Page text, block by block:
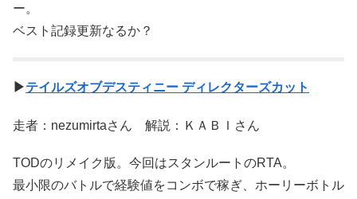
ー。
ベスト記録更新なるか？
▶テイルズオブデスティニー ディレクターズカット
走者：nezumirtaさん 解説：ＫＡＢＩさん
TODのリメイク版。今回はスタンルートのRTA。
最小限のバトルで経験値をコンボで稼ぎ、ホーリーボトル